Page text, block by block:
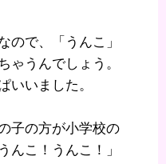
ので、「うんこ」
ゃうんでしょう。
いいました。
子の方が小学校の
んこ！うんこ！」